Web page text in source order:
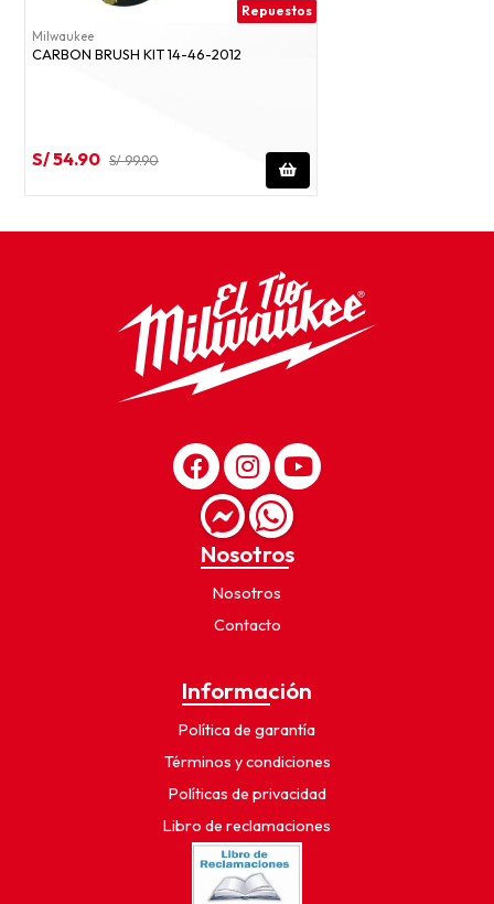
Repuestos
Milwaukee
CARBON BRUSH KIT 14-46-2012
S/ 54.90 S/ 99.90
Nosotros
Nosotros
Contacto
Información
Política de garantía
Términos y condiciones
Políticas de privacidad
Libro de reclamaciones